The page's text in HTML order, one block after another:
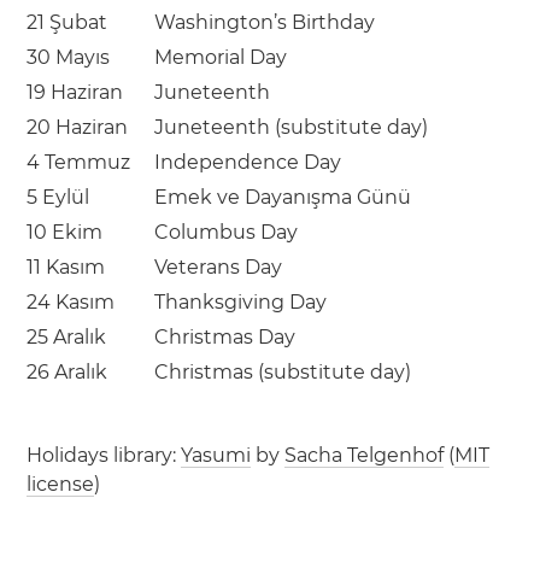
21 Şubat
Washington’s Birthday
30 Mayıs
Memorial Day
19 Haziran
Juneteenth
20 Haziran
Juneteenth (substitute day)
4 Temmuz
Independence Day
5 Eylül
Emek ve Dayanışma Günü
10 Ekim
Columbus Day
11 Kasım
Veterans Day
24 Kasım
Thanksgiving Day
25 Aralık
Christmas Day
26 Aralık
Christmas (substitute day)
Holidays library:Yasumi by Sacha Telgenhof(MIT
license)